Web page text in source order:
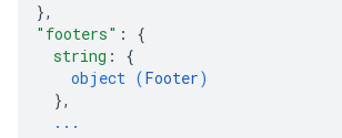
},
"footers" : {
string : {
object (Footer)
},
...